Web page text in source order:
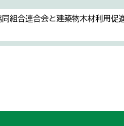
組合連合会と建築物木材利用促